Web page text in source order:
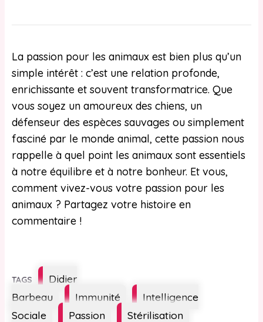
La passion pour les animaux est bien plus qu’un
simple intérêt : c’est une relation profonde,
enrichissante et souvent transformatrice. Que
vous soyez un amoureux des chiens, un
défenseur des espèces sauvages ou simplement
fasciné par le monde animal, cette passion nous
rappelle à quel point les animaux sont essentiels
à notre équilibre et à notre bonheur. Et vous,
comment vivez-vous votre passion pour les
animaux ? Partagez votre histoire en
commentaire !
Étiquettes
Didier
Barbeau
Immunité
Intelligence
Sociale
Passion Stérilisation